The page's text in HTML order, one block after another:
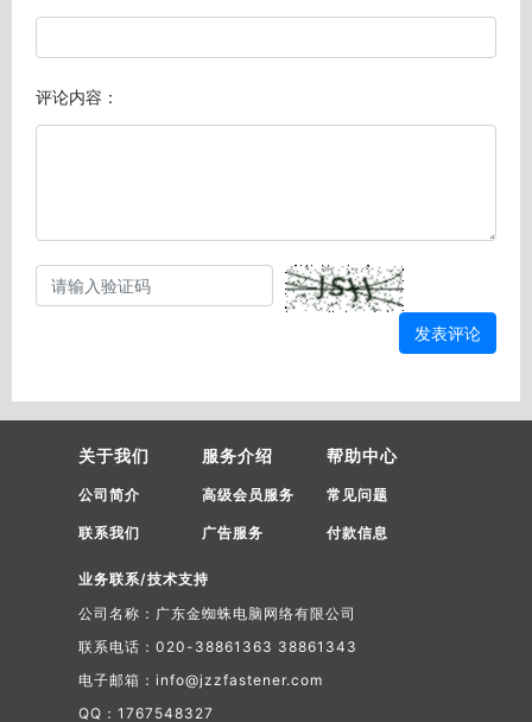
评论内容：
发表评论
关于我们
公司简介
联系我们
服务介绍
高级会员服务
广告服务
帮助中心
常见问题
付款信息
业务联系/技术支持
公司名称：广东金蜘蛛电脑网络有限公司
联系电话：020-38861363 38861343
电子邮箱：info@jzzfastener.com
QQ：1767548327